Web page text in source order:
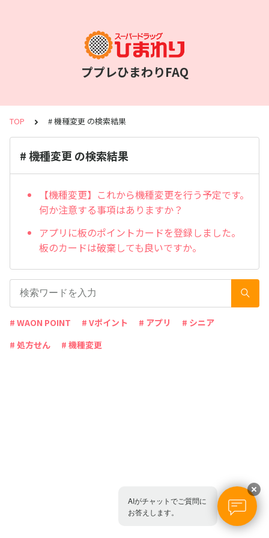
ププレひまわりFAQ
TOP # 機種変更 の検索結果
# 機種変更 の検索結果
【機種変更】これから機種変更を行う予定です。
何か注意する事項はありますか？
アプリに板のポイントカードを登録しました。
板のカードは破棄しても良いですか。
# WAON POINT # Vポイント # アプリ
# シニア
# 処方せん
# 機種変更
AIがチャットでご質問に
お答えします。